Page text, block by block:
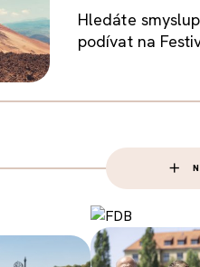
Hledáte
podívat na